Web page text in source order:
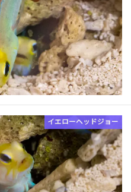
イエローヘッドジョー